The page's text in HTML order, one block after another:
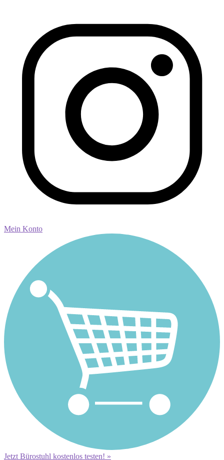
Mein Konto
Jetzt Bürostuhl kostenlos testen! »